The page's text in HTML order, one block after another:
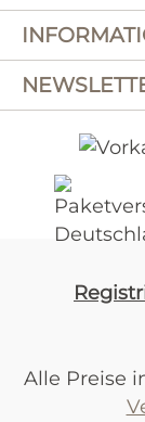
Alle Preise